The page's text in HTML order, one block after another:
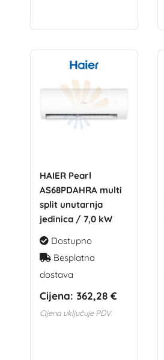
HAIER Pearl
AS68PDAHRA multi
split unutarnja
jedinica / 7,0 kW
Dostupno
Besplatna
dostava
Cijena: 362,28 €
Cijena uključuje PDV.